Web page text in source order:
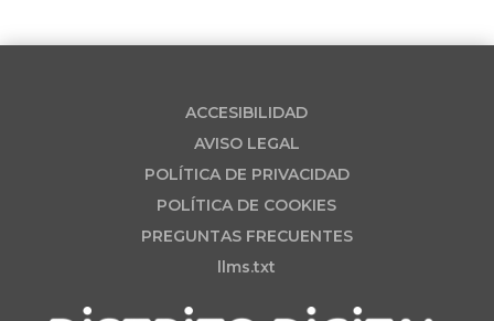
ACCESIBILIDAD
AVISO LEGAL
POLÍTICA DE PRIVACIDAD
POLÍTICA DE COOKIES
PREGUNTAS FRECUENTES
llms.txt